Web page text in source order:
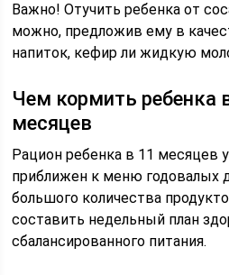
Важно! Отучить ребенка от
можно, предложив ему в
напиток, кефир ли жидкую
Чем кормить ребенка
месяцев
Рацион ребенка в 11 месяцев
приближен к меню годовалых
большого количества
составить недельный план
сбалансированного питания.